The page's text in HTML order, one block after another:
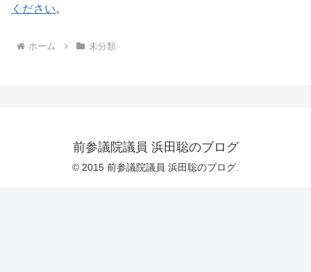
ください。
ホーム 未分類
前参議院議員 浜田聡のブログ
© 2015 前参議院議員 浜田聡のブログ.